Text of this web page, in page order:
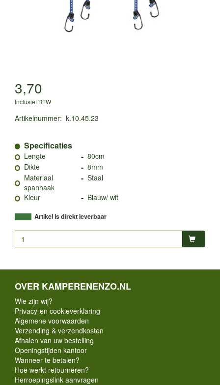
3,70
Inclusief BTW
Artikelnummer: k.10.45.23
Specificaties
Lengte - 80cm
Dikte
- 8mm
Materiaal
spanhaak
- Staal
Kleur
- Blauw/ wit
Artikel is direkt leverbaar
OVER KAMPERENENZO.NL
Wie zijn wij?
Privacy-en cookieverklaring
Algemene voorwaarden
Verzending & verzendkosten
Afhalen van uw bestelling
Openingstijden kantoor
Wanneer te betalen?
Hoe werkt retourneren?
Herroepingslink aanvragen